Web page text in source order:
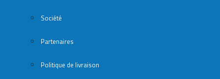
Société
Partenaires
Politique de livraison